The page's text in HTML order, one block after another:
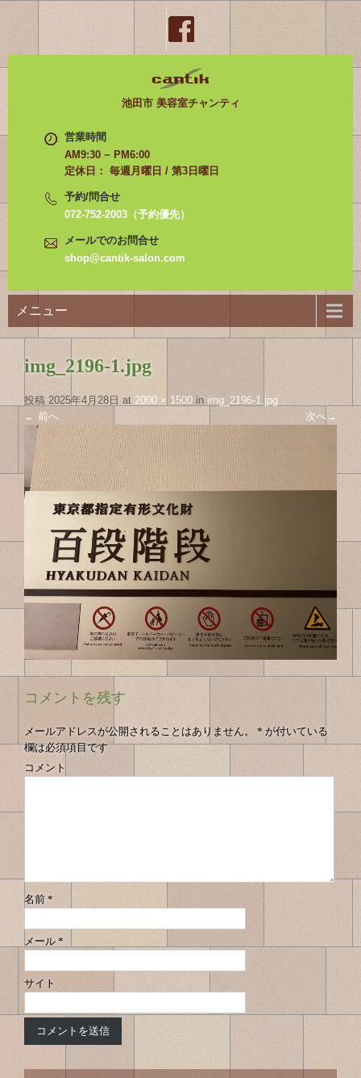
池田市 美容室チャンティ
営業時間
AM9:30 ~ PM6:00
定休日： 毎週月曜日 / 第3日曜日
予約/問合せ
072-752-2003（予約優先）
メールでのお問合せ
shop@cantik-salon.com
メニュー
img_2196-1.jpg
投稿2025年4月28日at 2000 × 1500 in img_2196-1.jpg
← 前へ 次へ→
コメントを残す
メールアドレスが公開されることはありません。 *が付いている
欄は必須項目です
コメント
名前 *
メール *
サイト